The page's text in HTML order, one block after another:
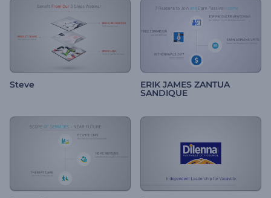
Steve ERIK JAMES ZANTUA
SANDIQUE